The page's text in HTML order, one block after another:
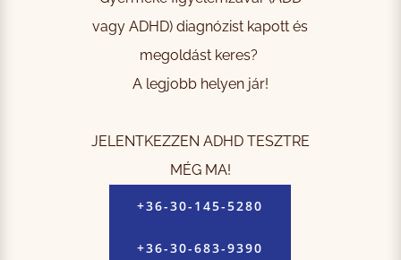
vagy ADHD) diagnózist kapott és
megoldást keres?
A legjobb helyen jár!
JELENTKEZZEN ADHD TESZTRE
MÉG MA!
+36-30-145-5280
+36-30-683-9390